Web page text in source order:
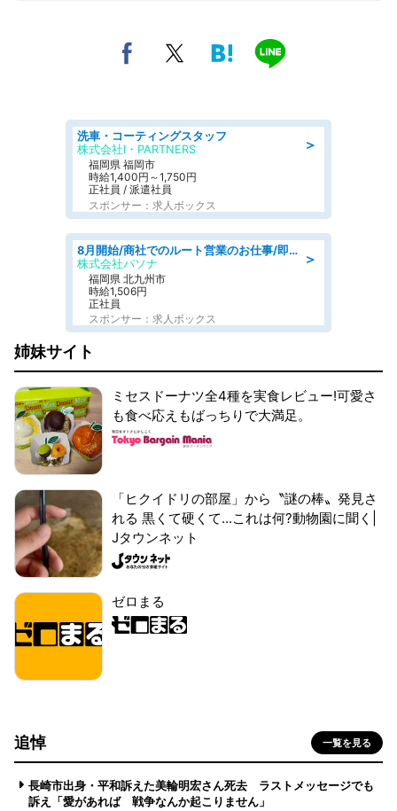
＞
洗車・コーティングスタッフ
株式会社I・PARTNERS
福岡県 福岡市
時給1,400円～1,750円
正社員 / 派遣社員
スポンサー：求人ボックス
＞
8月開始/商社でのルート営業のお仕事/即日勤務可/車通勤可/営業
株式会社パソナ
福岡県 北九州市
時給1,506円
正社員
スポンサー：求人ボックス
姉妹サイト
ミセスドーナツ全4種を実食レビュー!可愛さ
も食べ応えもばっちりで大満足。
「ヒクイドリの部屋」から〝謎の棒〟発見さ
れる 黒くて硬くて...これは何?動物園に聞く|
Jタウンネット
ゼロまる
追悼 一覧を見る
長崎市出身・平和訴えた美輪明宏さん死去 ラストメッセージでも
訴え「愛があれば 戦争なんか起こりません」